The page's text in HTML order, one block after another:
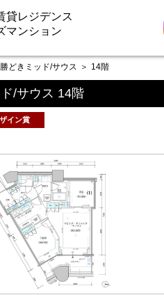
貸レジデンス
マンション
どきミッド/サウス ＞ 14階
/サウス 14階
イン賞